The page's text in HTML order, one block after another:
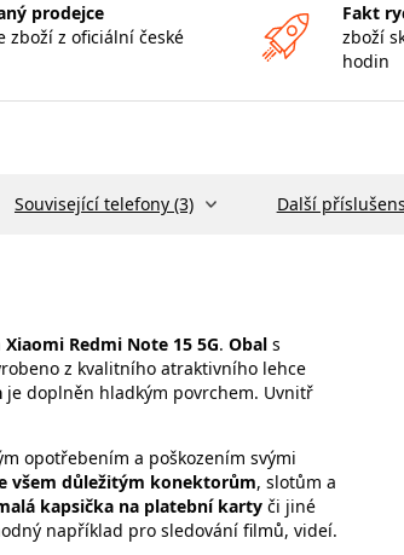
prodejce
zboží z oficiální české
Fakt
zboží
hodin
Související telefony (3) Další
Xiaomi Redmi Note 15 5G. Obal s
z kvalitního atraktivního lehce
je doplněn hladkým povrchem. Uvnitř
opotřebením a poškozením svými
všem důležitým konektorům, slotům a
kapsička na platební karty či jiné
například pro sledování filmů, videí.